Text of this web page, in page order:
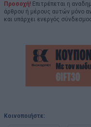
Προσοχή! Επιτρέπεται η
άρθρου ή μέρους αυτών μόνο
και υπάρχει ενεργός
Κοινοποιήστε: